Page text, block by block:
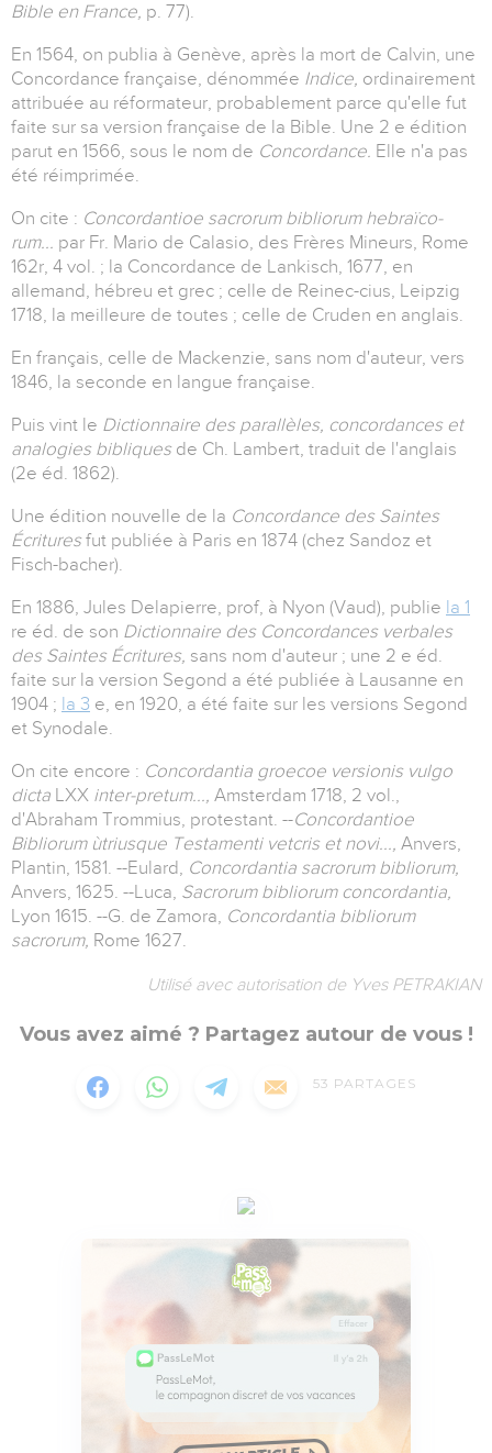
Bible en France, p. 77).
En 1564, on publia à Genève, après la mort de Calvin, une
Concordance française, dénommée Indice, ordinairement
attribuée au réformateur, probablement parce qu'elle fut
faite sur sa version française de la Bible. Une 2 e édition
parut en 1566, sous le nom de Concordance. Elle n'a pas
été réimprimée.
On cite : Concordantioe sacrorum bibliorum hebraïco-
rum... par Fr. Mario de Calasio, des Frères Mineurs, Rome
162r, 4 vol. ; la Concordance de Lankisch, 1677, en
allemand, hébreu et grec ; celle de Reinec-cius, Leipzig
1718, la meilleure de toutes ; celle de Cruden en anglais.
En français, celle de Mackenzie, sans nom d'auteur, vers
1846, la seconde en langue française.
Puis vint le Dictionnaire des parallèles, concordances et
analogies bibliquesde Ch. Lambert, traduit de l'anglais
(2e éd. 1862).
Une édition nouvelle de la Concordance des Saintes
Écrituresfut publiée à Paris en 1874 (chez Sandoz et
Fisch-bacher).
En 1886, Jules Delapierre, prof, à Nyon (Vaud), publie la 1
re éd. de son Dictionnaire des Concordances verbales
des Saintes Écritures, sans nom d'auteur ; une 2 e éd.
faite sur la version Segond a été publiée à Lausanne en
1904 ; la 3 e, en 1920, a été faite sur les versions Segond
et Synodale.
On cite encore : Concordantia groecoe versionis vulgo
dicta LXX inter-pretum..., Amsterdam 1718, 2 vol.,
d'Abraham Trommius, protestant. --Concordantioe
Bibliorum ùtriusque Testamenti vetcris et novi..., Anvers,
Plantin, 1581. --Eulard, Concordantia sacrorum bibliorum,
Anvers, 1625. --Luca, Sacrorum bibliorum concordantia,
Lyon 1615. --G. de Zamora, Concordantia bibliorum
sacrorum, Rome 1627.
Utilisé avec autorisation de Yves PETRAKIAN
Vous avez aimé ? Partagez autour de vous !
53 PARTAGES